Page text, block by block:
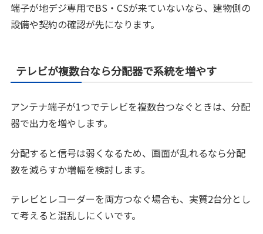
端子が地デジ専用でBS・CSが来ていないなら、建物側の
設備や契約の確認が先になります。
テレビが複数台なら分配器で系統を増やす
アンテナ端子が1つでテレビを複数台つなぐときは、分配
器で出力を増やします。
分配すると信号は弱くなるため、画面が乱れるなら分配
数を減らすか増幅を検討します。
テレビとレコーダーを両方つなぐ場合も、実質2台分とし
て考えると混乱しにくいです。